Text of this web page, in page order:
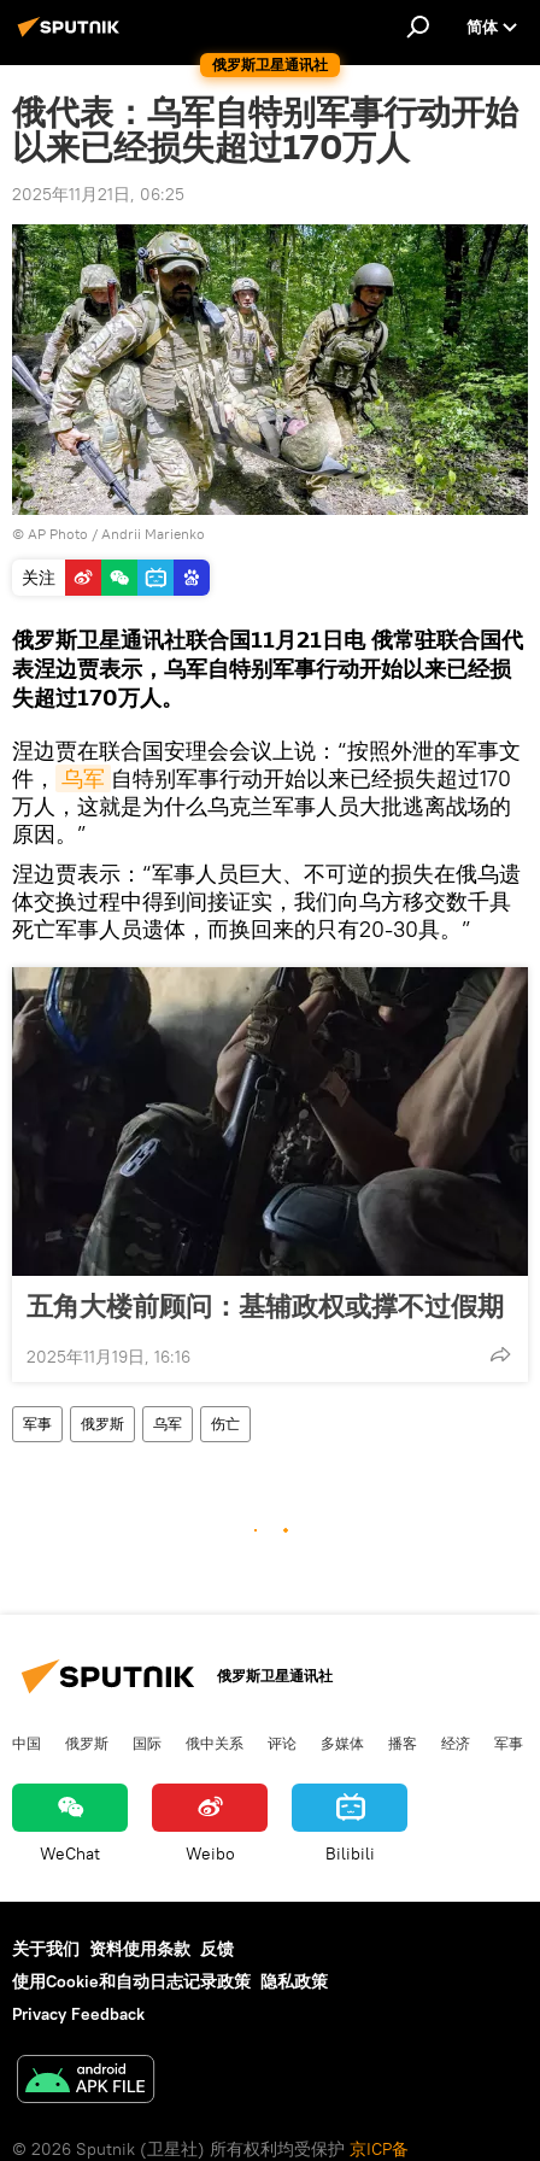
俄罗斯卫星通讯社
简体
俄代表：乌军自特别军事行动开始
以来已经损失超过170万人
2025年11月21日, 06:25
© AP Photo / Andrii Marienko
关注
俄罗斯卫星通讯社联合国11月21日电 俄常驻联合国代
表涅边贾表示，乌军自特别军事行动开始以来已经损
失超过170万人。
涅边贾在联合国安理会会议上说：“按照外泄的军事文
件， 乌军 自特别军事行动开始以来已经损失超过170
万人，这就是为什么乌克兰军事人员大批逃离战场的
原因。”
涅边贾表示：“军事人员巨大、不可逆的损失在俄乌遗
体交换过程中得到间接证实，我们向乌方移交数千具
死亡军事人员遗体，而换回来的只有20-30具。”
五角大楼前顾问：基辅政权或撑不过假期
2025年11月19日, 16:16
军事 俄罗斯 乌军 伤亡
俄罗斯卫星通讯社
中国 俄罗斯 国际 俄中关系 评论 多媒体 播客 经济 军事
WeChat Weibo Bilibili
关于我们 资料使用条款 反馈
使用Cookie和自动日志记录政策 隐私政策
Privacy Feedback
© 2026 Sputnik (卫星社) 所有权利均受保护 京ICP备